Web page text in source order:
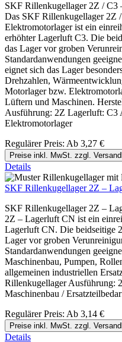
SKF Rillenkugellager 2Z / C3
Das SKF Rillenkugellager 2Z
Elektromotorlager ist ein
erhöhter Lagerluft C3. Die
das Lager vor groben
Standardanwendungen
eignet sich das Lager
Drehzahlen,
Motorlager bzw.
Lüftern und Maschinen.
Ausführung: 2Z Lagerluft: C3
Elektromotorlager
Regulärer Preis: Ab 3,27 €
Preise inkl. MwSt. zzgl.
Details
SKF Rillenkugellager 2Z –
SKF Rillenkugellager 2Z –
2Z – Lagerluft CN ist ein
Lagerluft CN. Die beidseitige
Lager vor groben
Standardanwendungen
Maschinenbau, Pumpen,
allgemeinen industriellen
Rillenkugellager Ausführung:
Maschinenbau /
Regulärer Preis: Ab 3,14 €
Preise inkl. MwSt. zzgl.
Details